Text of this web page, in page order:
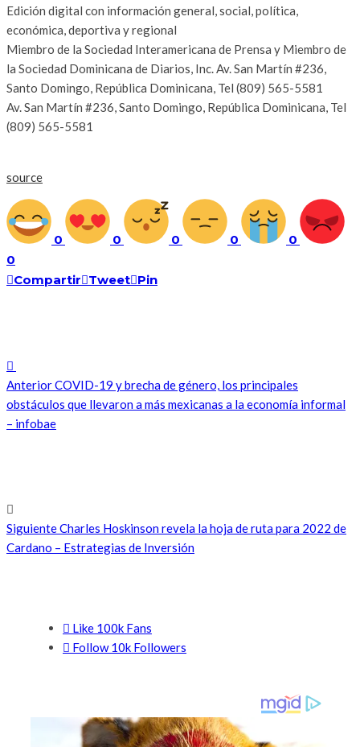
Edición digital con información general, social, política,
económica, deportiva y regional
Miembro de la Sociedad Interamericana de Prensa y Miembro de
la Sociedad Dominicana de Diarios, Inc. Av. San Martín #236,
Santo Domingo, República Dominicana, Tel (809) 565-5581
Av. San Martín #236, Santo Domingo, República Dominicana, Tel
(809) 565-5581
source
0 0 0 0
0
0
Compartir Tweet Pin
AnteriorCOVID-19 y brecha de género, los principales
obstáculos que llevaron a más mexicanas a la economía informal
– infobae
SiguienteCharles Hoskinson revela la hoja de ruta para 2022 de
Cardano – Estrategias de Inversión
Like 100k Fans
Follow10k Followers